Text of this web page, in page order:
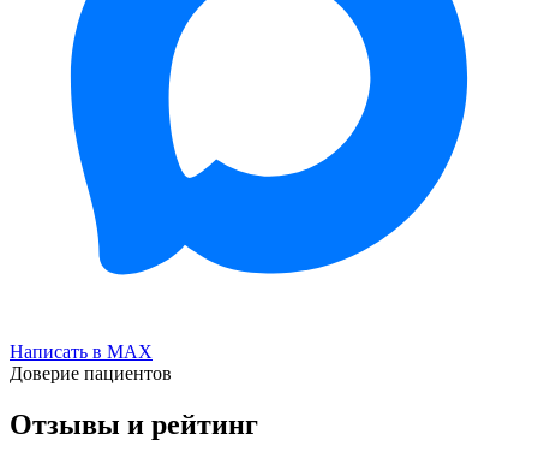
Написать в MAX
Доверие пациентов
Отзывы и рейтинг